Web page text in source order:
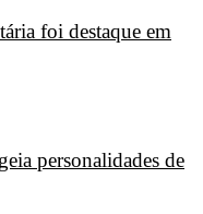
foi destaque em
personalidades de